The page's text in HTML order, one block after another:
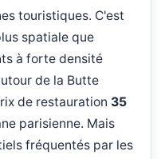
touristiques. C'est
spatiale que
à forte densité
de la Butte
de restauration 35
parisienne. Mais
fréquentés par les